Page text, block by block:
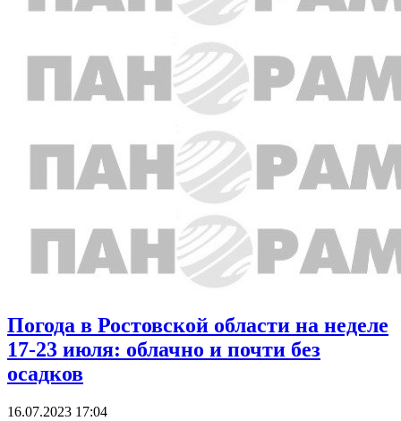
Погода в Ростовской области на неделе
17-23 июля: облачно и почти без
осадков
16.07.2023 17:04